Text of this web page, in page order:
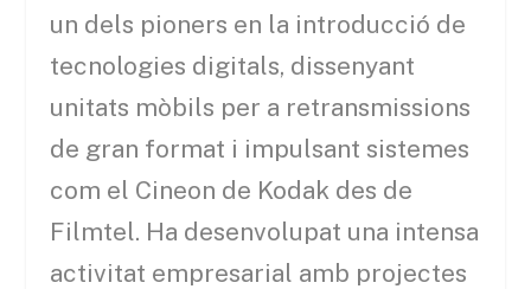
un dels pioners en la introducció de
tecnologies digitals, dissenyant
unitats mòbils per a retransmissions
de gran format i impulsant sistemes
com el Cineon de Kodak des de
Filmtel. Ha desenvolupat una intensa
activitat empresarial amb projectes